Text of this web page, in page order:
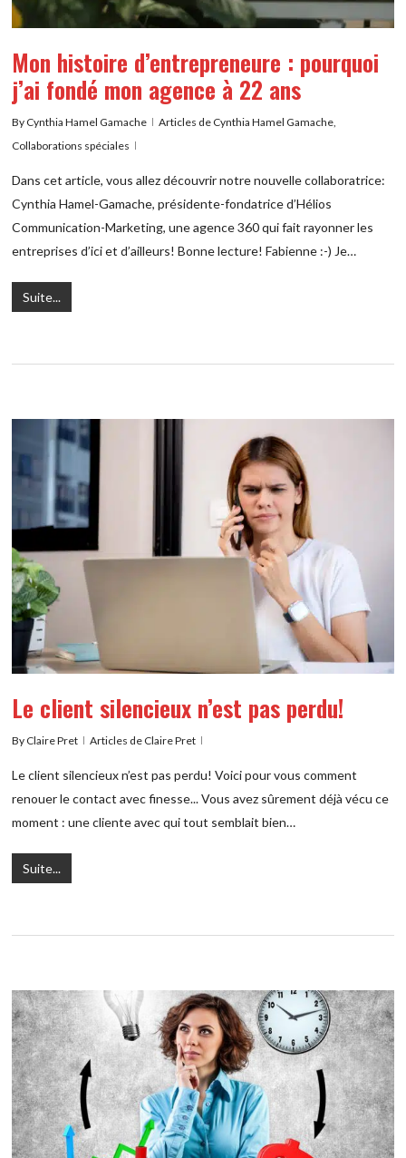
Mon histoire d’entrepreneure : pourquoi
j’ai fondé mon agence à 22 ans
By Cynthia Hamel Gamache Articles de Cynthia Hamel Gamache,
Collaborations spéciales
Dans cet article, vous allez découvrir notre nouvelle collaboratrice:
Cynthia Hamel-Gamache, présidente-fondatrice d’Hélios
Communication-Marketing, une agence 360 qui fait rayonner les
entreprises d’ici et d’ailleurs! Bonne lecture! Fabienne :-) Je…
Suite...
Le client silencieux n’est pas perdu!
By Claire Pret Articles de Claire Pret
Le client silencieux n’est pas perdu! Voici pour vous comment
renouer le contact avec finesse... Vous avez sûrement déjà vécu ce
moment : une cliente avec qui tout semblait bien…
Suite...